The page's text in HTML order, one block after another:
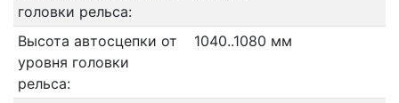
головки рельса:
Высота автосцепки от
уровня головки
рельса:
1040..1080 мм